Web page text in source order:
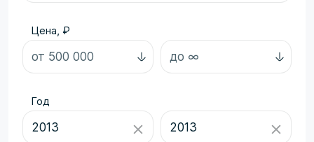
Цена, ₽
Год